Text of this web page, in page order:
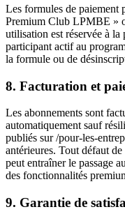
Les formules de paiement
Premium Club LPMBE »
utilisation est réservée à
participant actif au
la formule ou de
8. Facturation et
Les abonnements sont
automatiquement sauf
publiés sur /pour-les-
antérieures. Tout défaut
peut entraîner le passage
des fonctionnalités
9. Garantie de